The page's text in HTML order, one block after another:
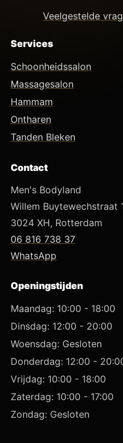
Veelgestelde
Services
Schoonheidssalon
Massagesalon
Hammam
Ontharen
Tanden Bleken
Contact
Men's Bodyland
Willem Buytewechstraat
3024 XH, Rotterdam
06 816 738 37
WhatsApp
Openingstijden
Maandag: 10:00 - 18:00
Dinsdag: 12:00 - 20:00
Woensdag: Gesloten
Donderdag: 12:00 -
Vrijdag: 10:00 - 18:00
Zaterdag: 10:00 - 17:00
Zondag: Gesloten